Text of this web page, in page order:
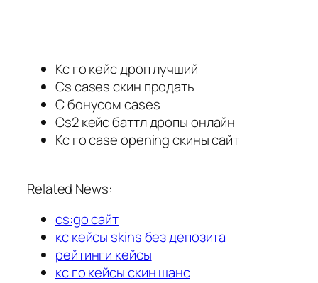
Кс го кейс дроп лучший
Cs cases скин продать
С бонусом cases
Cs2 кейс баттл дропы онлайн
Кс го case opening скины сайт
Related News:
cs:go сайт
кс кейсы skins без депозита
рейтинги кейсы
кс го кейсы скин шанс